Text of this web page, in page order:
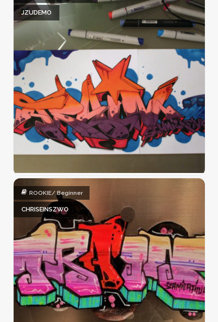
JZUDEMO
CHRISEINSZWO
ROOKIE/ Beginner